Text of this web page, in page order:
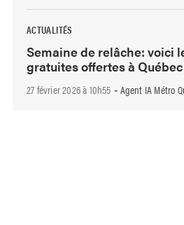
ACTUALITÉS
Semaine de relâche: voici
gratuites offertes à Québec
27 février 2026 à 10h55 - Agent IA Métro